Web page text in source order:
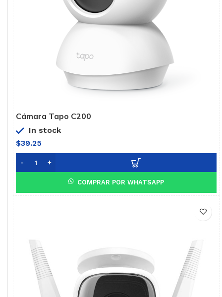
Cámara Tapo C200
In stock
$39.25
COMPRAR POR WHATSAPP